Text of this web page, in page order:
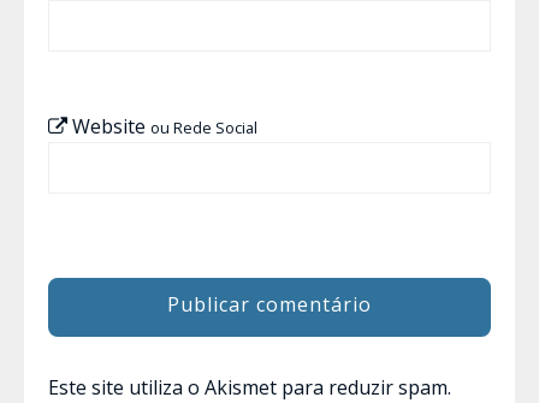
Website ou Rede Social
Este site utiliza o Akismet para reduzir spam.